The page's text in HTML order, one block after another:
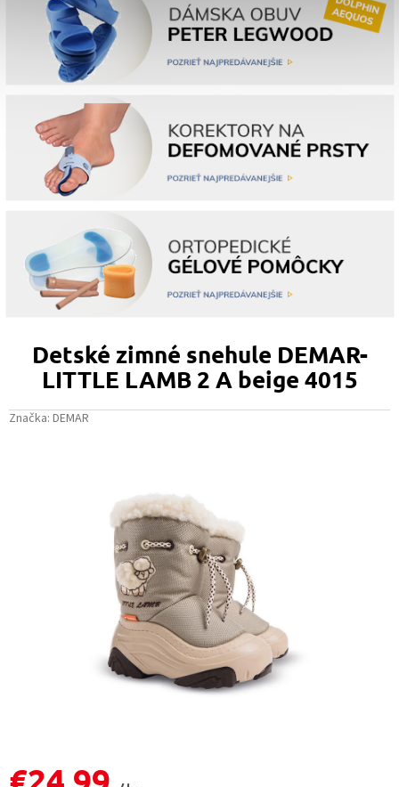
Detské zimné snehule DEMAR-
LITTLE LAMB 2 A beige 4015
Značka: DEMAR